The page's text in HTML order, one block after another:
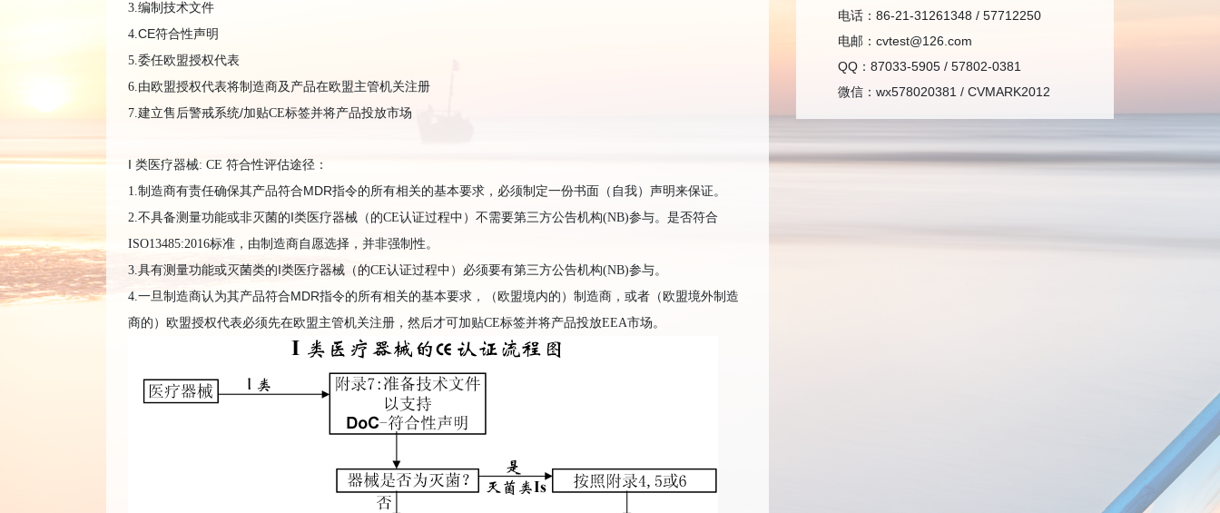
3.编制技术文件
4.CE符合性声明
5.委任欧盟授权代表
6.由欧盟授权代表将制造商及产品在欧盟主管机关注册
7.建立售后警戒系统/加贴CE标签并将产品投放市场
I 类医疗器械: CE 符合性评估途径 ：
1.制造商有责任确保其产品符合MDR指令的所有相关的基本要求，必须制定一份书面（自我）声明来保证。
2.不具备测量功能或非灭菌的I类医疗器械（的CE认证过程中）不需要第三方公告机构(NB)参与。是否符合
ISO13485:2016标准，由制造商自愿选择，并非强制性。
3.具有测量功能或灭菌类的I类医疗器械（的CE认证过程中）必须要有第三方公告机构(NB)参与。
4.一旦制造商认为其产品符合MDR指令的所有相关的基本要求，（欧盟境内的）制造商，或者（欧盟境外制造
商的）欧盟授权代表必须先在欧盟主管机关注册，然后才可加贴CE标签并将产品投放EEA市场。
电话：86-21-31261348 / 57712250
电邮：cvtest@126.com
QQ：87033-5905 / 57802-0381
微信：wx578020381 / CVMARK2012